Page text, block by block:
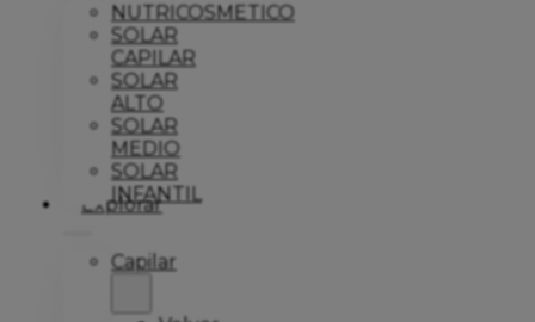
NUTRICOSMETICO
SOLAR
CAPILAR
SOLAR
ALTO
SOLAR
MEDIO
SOLAR
INFANTIL
Explorar
Capilar